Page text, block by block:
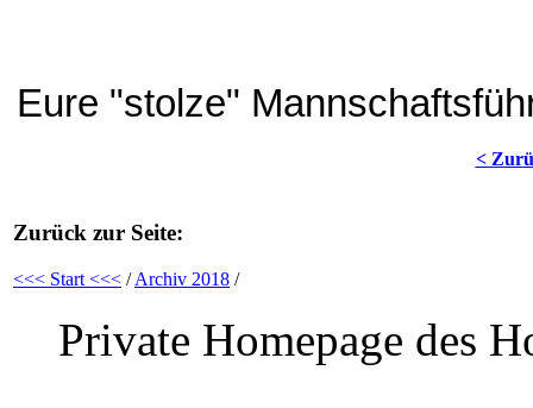
Eure "stolze"
<
Zurück zur Seite:
<<< Start <<< /Archiv 2018 /
Private Homepage des